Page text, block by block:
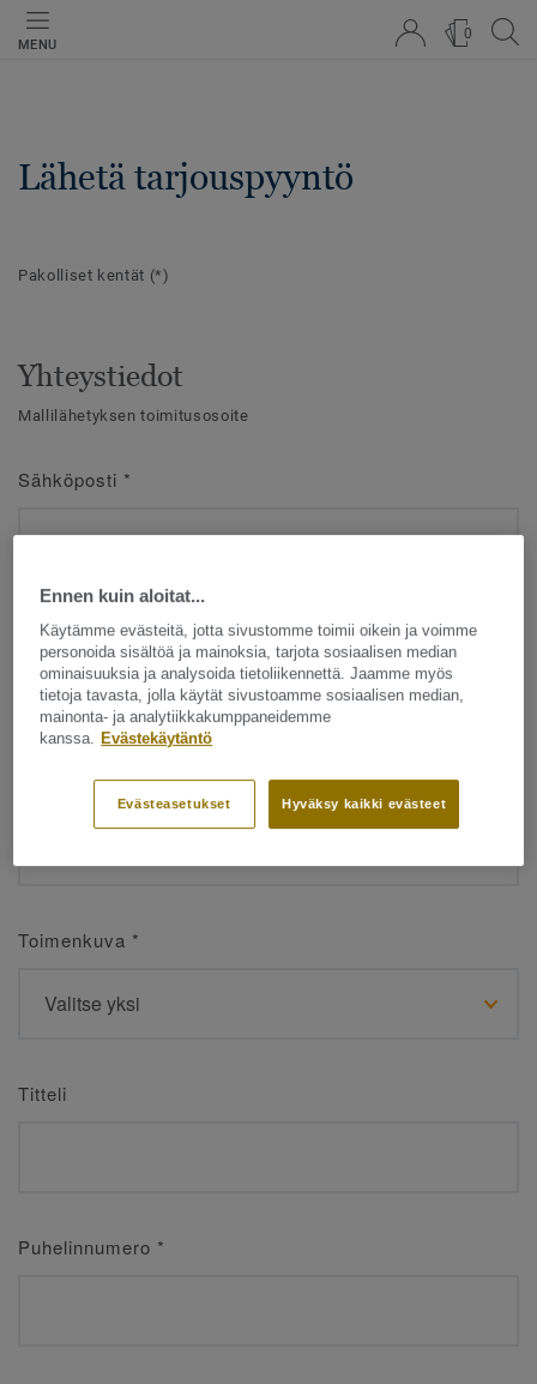
MENU
0
Lähetä tarjouspyyntö
Pakolliset kentät (*)
Yhteystiedot
Mallilähetyksen toimitusosoite
Sähköposti *
Etunimi*
Sukunimi*
Toimenkuva *
Titteli
Puhelinnumero *
Ennen kuin aloitat...
Käytämme evästeitä, jotta sivustomme toimii oikein ja voimme
personoida sisältöä ja mainoksia, tarjota sosiaalisen median
ominaisuuksia ja analysoida tietoliikennettä. Jaamme myös
tietoja tavasta, jolla käytät sivustoamme sosiaalisen median,
mainonta- ja analytiikkakumppaneidemme
kanssa.
Evästekäytäntö
Hyväksy kaikki evästeet
Evästeasetukset